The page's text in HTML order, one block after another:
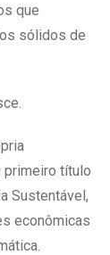
que
sólidos de
primeiro título
Sustentável,
econômicas